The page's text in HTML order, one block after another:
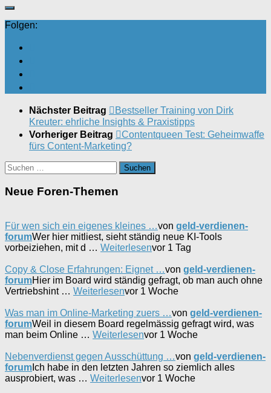
Folgen:
Nächster Beitrag
Bestseller Training von Dirk
Kreuter: ehrliche Insights & Praxistipps
Vorheriger Beitrag
Contentqueen Test: Geheimwaffe
fürs Content-Marketing?
Suchen
nach:
Neue Foren-Themen
Für wen sich ein eigenes kleines …von geld-verdienen-
forumWer hier mitliest, sieht ständig neue KI-Tools
vorbeiziehen, mit d … Weiterlesenvor 1 Tag
Copy & Close Erfahrungen: Eignet …von geld-verdienen-
forumHier im Board wird ständig gefragt, ob man auch ohne
Vertriebshint … Weiterlesenvor 1 Woche
Was man im Online-Marketing zuers …von geld-verdienen-
forumWeil in diesem Board regelmässig gefragt wird, was
man beim Online … Weiterlesenvor 1 Woche
Nebenverdienst gegen Ausschüttung …von geld-verdienen-
forum Ich habe in den letzten Jahren so ziemlich alles
ausprobiert, was … Weiterlesenvor 1 Woche